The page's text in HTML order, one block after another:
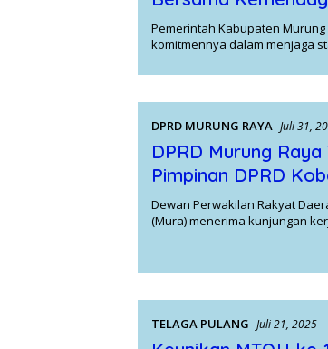
Pemerintah Kabupaten
komitmennya dalam menjaga
DPRD MURUNG RAYA Juli 31,
DPRD Murung
Pimpinan DPRD
Dewan Perwakilan Rakyat
(Mura) menerima kunjungan
TELAGA PULANG Juli 21, 2025